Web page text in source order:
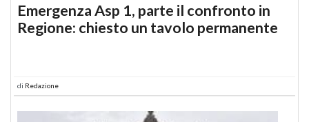
Emergenza Asp 1, parte il confronto in
Regione: chiesto un tavolo permanente
di Redazione